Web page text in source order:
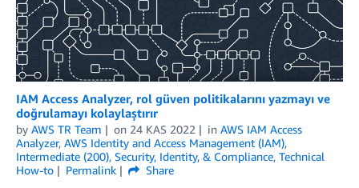
IAM Access Analyzer, rol güven politikalarını yazmayı ve
doğrulamayı kolaylaştırır
by AWS TR Team on 24 KAS 2022 in AWS IAM Access
Analyzer, AWS Identity and Access Management (IAM),
Intermediate (200), Security, Identity, & Compliance, Technical
How-to
Permalink
Share